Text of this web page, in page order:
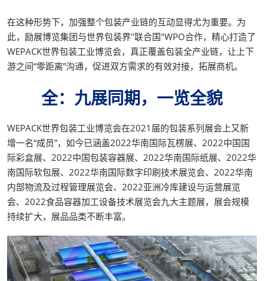
在这种形势下，加强整个包装产业链的互动显得尤为重要。为
此，励展博览集团与世界包装界"联合国"WPO合作，精心打造了
WEPACK世界包装工业博览会，真正覆盖包装全产业链，让上下
游之间“零距离”沟通，促进双方需求的有效对接，拓展商机。
全：九展同期，一览全貌
WEPACK世界包装工业博览会在2021届的包装系列展会上又新
增一名“成员”，如今已涵盖2022华南国际瓦楞展、2022中国国
际彩盒展、2022中国包装容器展、2022华南国际纸展、2022华
南国际软包展、2022华南国际数字印刷技术展览会、2022华南
内部物流及过程管理展览会、2022亚洲冷库建设与运营展览
会、2022食品容器加工设备技术展览会九大主题展，展会规模
持续扩大，展品品类不断丰富。